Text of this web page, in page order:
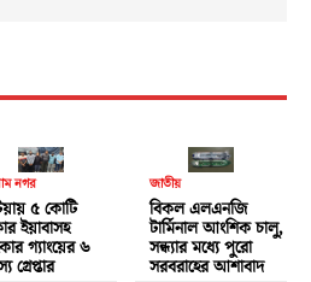
নগর
৫ কোটি
ইয়াবাসহ
গ্যাংয়ের ৬
গ্রেপ্তার
জাতীয়
বিকল এলএনজি
টার্মিনাল আংশিক চালু,
সন্ধ্যার মধ্যে পুরো
সরবরাহের আশাবাদ